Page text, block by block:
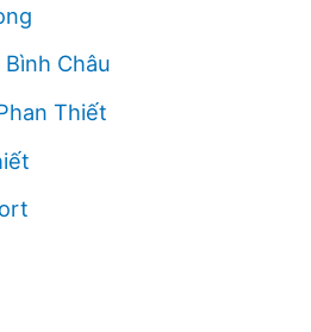
Châu
Thiết